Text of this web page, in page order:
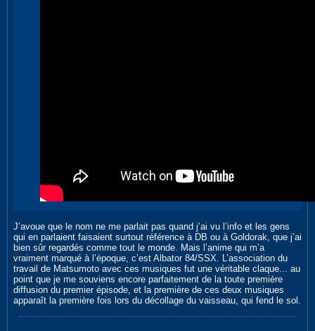
J’avoue que le nom ne me parlait pas quand j’ai vu l’info et les gens
qui en parlaient faisaient surtout référence à DB ou à Goldorak, que j’ai
bien sûr regardés comme tout le monde. Mais l’anime qui m’a
vraiment marqué à l’époque, c’est Albator 84/SSX. L’association du
travail de Matsumoto avec ces musiques fut une véritable claque... au
point que je me souviens encore parfaitement de la toute première
diffusion du premier épisode, et la première de ces deux musiques
apparaît la première fois lors du décollage du vaisseau, qui fend le sol.